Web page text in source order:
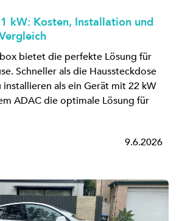
kW: Kosten, Installation und
bietet die perfekte Lösung für
Schneller als die Haussteckdose
installieren als ein Gerät mit 22 kW
ADAC die optimale Lösung für
9.6.2026